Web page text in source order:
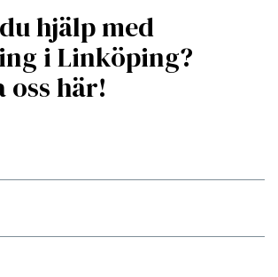
hjälp med
i Linköping?
här!